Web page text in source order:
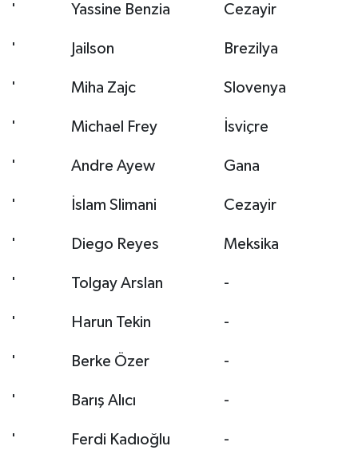
' Yassine Benzia Cezayir
' Jailson Brezilya
' Miha Zajc Slovenya
' Michael Frey İsviçre
' Andre Ayew Gana
' İslam Slimani Cezayir
' Diego Reyes Meksika
' Tolgay Arslan -
' Harun Tekin -
' Berke Özer -
' Barış Alıcı -
' Ferdi Kadıoğlu -